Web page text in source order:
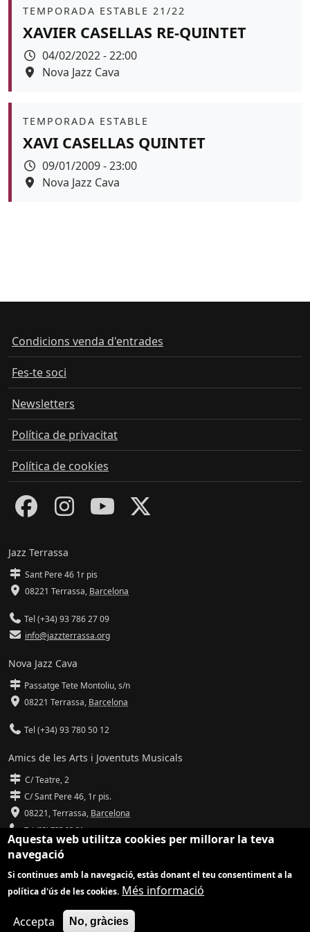
Àmbit
TEMPORADA ESTABLE 21/22
XAVIER CASELLAS RE-QUINTET
Data
04/02/2022 - 22:00
Espai
Nova Jazz Cava
Àmbit
TEMPORADA ESTABLE
XAVI CASELLAS QUINTET
Data
09/01/2009 - 23:00
Espai
Nova Jazz Cava
Condicions venda d'entrades
Fes-te soci
Newsletters
Política de privacitat
Política de cookies
Jazz Terrassa
Sant Pere 46 1r pis
08221 Terrassa, Barcelona
Tel (+34) 93 786 27 09
info@jazzterrassa.org
Nova Jazz Cava
Passatge Tete Montoliu, s/n
08221 Terrassa, Barcelona
Tel (+34) 93 780 50 12
Amics de les Arts i Joventuts Musicals
C/ Teatre, 2
C/ Sant Pere 46, 1r pis.
08221,Terrassa, Barcelona
Tel (93) 785 92 31
info@amicsdelesarts-jjmm.cat
www.amicsdelesarts-jjmm.cat
Adaptació de
Aquesta web utilitza cookies per millorar la teva
navegació
Si continues amb la navegació, estàs donant el teu consentiment a la
política d'ús de les cookies. Més informació
Accepta No, gràcies